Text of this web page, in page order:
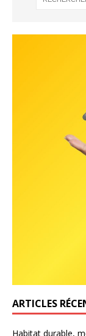
ARTICLES
Habitat durable,